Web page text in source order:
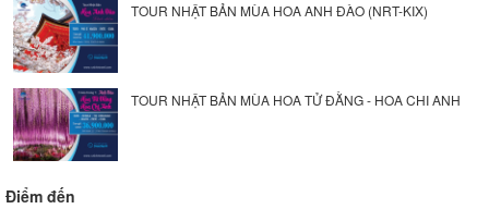
TOUR NHẬT BẢN MÙA HOA ANH ĐÀO (NRT-KIX)
TOUR NHẬT BẢN MÙA HOA TỬ ĐẰNG - HOA CHI ANH
Điểm đến